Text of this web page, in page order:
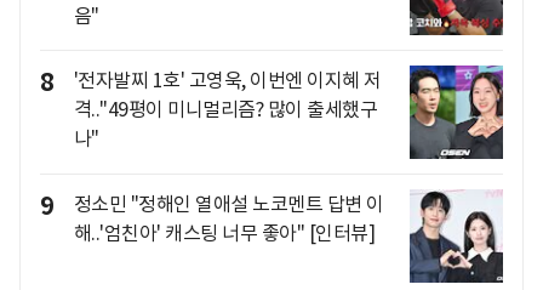
음"
8
'전자발찌 1호' 고영욱, 이번엔 이지혜 저
격.."49평이 미니멀리즘? 많이 출세했구
나"
9
정소민 "정해인 열애설 노코멘트 답변 이
해..'엄친아' 캐스팅 너무 좋아" [인터뷰]